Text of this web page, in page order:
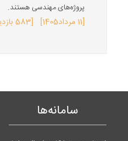
پروژه‌های مهندسی هستند.
[11 مرداد 1405] [583 بازدید]
سامانه‌ها